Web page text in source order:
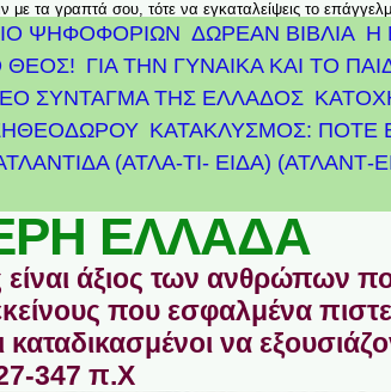
με τα γραπτά σου, τότε να εγκαταλείψεις το
ΨΗΦΟΦΟΡΙΏΝ ΔΩΡΕΑΝ ΒΙΒΛΙΑ Η
ΘΕΟΣ! ΓΙΑ ΤΗΝ ΓΥΝΑΙΚΑ ΚΑΙ ΤΟ
ΣΥΝΤΑΓΜΑ ΤΗΣ ΕΛΛΑΔΟΣ
ΚΑΤΑΚΛΥΣΜΟΣ: ΠΟΤΕ
(ΑΤΛΑ-ΤΙ- ΕΙΔΑ) (ΑΤΛΑΝΤ-
ΕΛΛΑΔΑ
είναι άξιος των ανθρώπων
που εσφαλμένα
να
347 π.Χ